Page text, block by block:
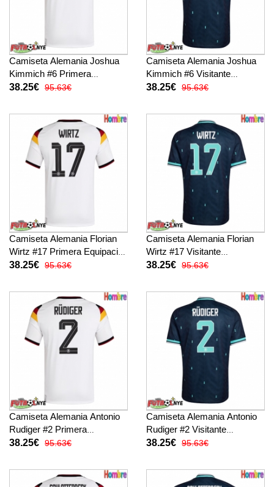
Camiseta Alemania Joshua
Kimmich #6 Primera
Equipación Mundial 2026
38.25€ 95.63€
Camiseta Alemania Joshua
Kimmich #6 Visitante
Equipación Mundial 2026
38.25€ 95.63€
Camiseta Alemania Florian
Wirtz #17 Primera Equipación
Mundial 2026 manga corta
38.25€ 95.63€
Camiseta Alemania Florian
Wirtz #17 Visitante
Equipación Mundial 2026
38.25€ 95.63€
Camiseta Alemania Antonio
Rudiger #2 Primera
Equipación Mundial 2026
38.25€ 95.63€
Camiseta Alemania Antonio
Rudiger #2 Visitante
Equipación Mundial 2026
38.25€ 95.63€